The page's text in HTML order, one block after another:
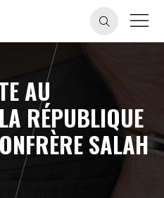
AU
RÉPUBLIQUE
SALAH